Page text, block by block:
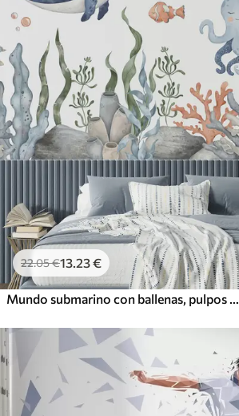
22.05€13.23€
Mundo submarino con ballenas, pulpos y tortugas